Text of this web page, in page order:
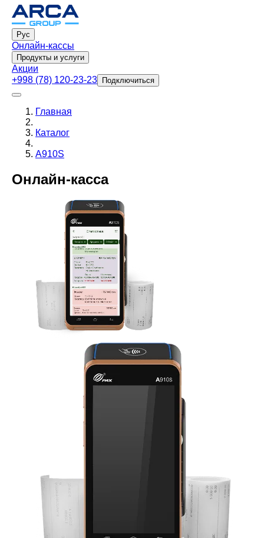
Рус
Онлайн-кассы
Продукты и услуги
Акции
+998 (78) 120-23-23
Подключиться
Главная
Каталог
A910S
Онлайн‑касса